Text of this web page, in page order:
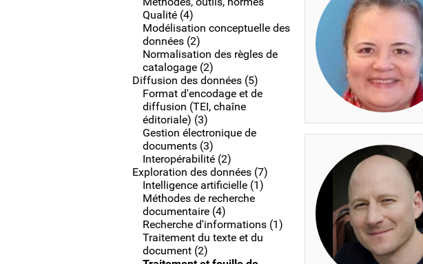
Qualité (4)
Modélisation conceptuelle des
données (2)
Normalisation des règles de
catalogage (2)
Diffusion des données (5)
Format d'encodage et de
diffusion (TEI, chaîne
éditoriale) (3)
Gestion électronique de
documents (3)
Interopérabilité (2)
Exploration des données (7)
Intelligence artificielle (1)
Méthodes de recherche
documentaire (4)
Recherche d'informations (1)
Traitement du texte et du
document (2)